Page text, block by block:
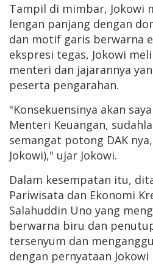
Tampil di mimbar, Jokowi
lengan panjang dengan
dan motif garis berwarna
ekspresi tegas, Jokowi
menteri dan jajarannya
peserta pengarahan.
"Konsekuensinya akan
Menteri Keuangan,
semangat potong DAK
Jokowi)," ujar Jokowi.
Dalam kesempatan itu,
Pariwisata dan Ekonomi
Salahuddin Uno yang
berwarna biru dan
tersenyum dan
dengan pernyataan Jokowi